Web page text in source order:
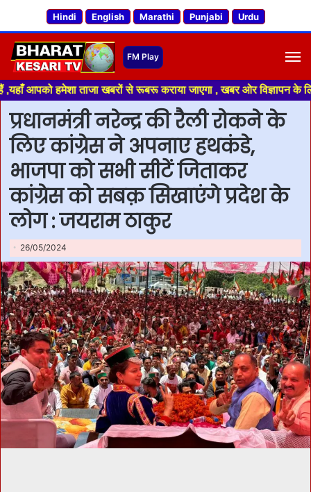
Hindi English Marathi Punjabi Urdu
ताजा खबरों से रूबरू कराया जाएगा , खबर ओर विज्ञापन के लिए
प्रधानमंत्री नरेन्द्र की रैली रोकने के
लिए कांग्रेस ने अपनाए हथकंडे,
भाजपा को सभी सीटें जिताकर
कांग्रेस को सबक़ सिखाएंगे प्रदेश के
लोग : जयराम ठाकुर
26/05/2024